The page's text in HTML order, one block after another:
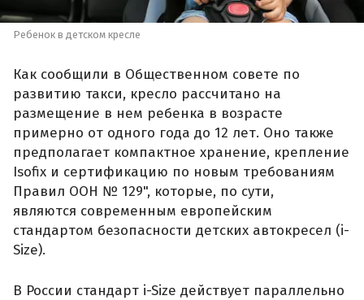
Ребенок в детском кресле
Как сообщили в Общественном совете по
развитию такси, кресло рассчитано на
размещение в нем ребенка в возрасте
примерно от одного года до 12 лет. Оно также
предполагает компактное хранение, крепление
Isofix и сертификацию по новым требованиям
Правил ООН № 129", которые, по сути,
являются современным европейским
стандартом безопасности детских автокресел (i-
Size).
В России стандарт i-Size действует параллельно